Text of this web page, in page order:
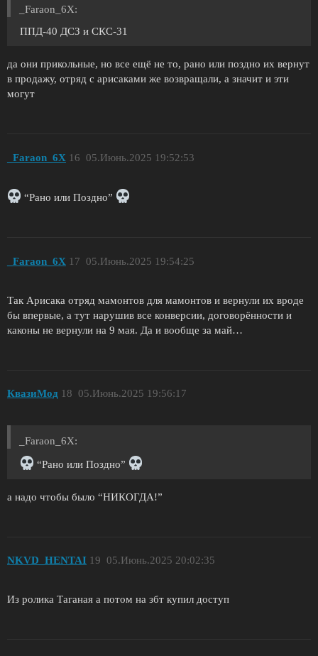
_Faraon_6X:
ППД-40 ДСЗ и СКС-31
да они прикольные, но все ещё не то, рано или поздно их вернут
в продажу, отряд с арисаками же возвращали, а значит и эти
могут
_Faraon_6X 05.Июнь.2025 19:52:53
16
“Рано или Поздно”
_Faraon_6X 05.Июнь.2025 19:54:25
17
Так Арисака отряд мамонтов для мамонтов и вернули их вроде
бы впервые, а тут нарушив все конверсии, договорённости и
каконы не вернули на 9 мая. Да и вообще за май…
КвазиМод 05.Июнь.2025 19:56:17
18
_Faraon_6X:
“Рано или Поздно”
а надо чтобы было “НИКОГДА!”
NKVD_HENTAI 05.Июнь.2025 20:02:35
19
Из ролика Таганая а потом на збт купил доступ